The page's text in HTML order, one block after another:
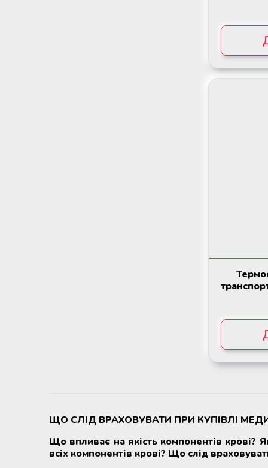
ЩО СЛІД ВРАХОВУВАТИ ПРИ КУПІВЛІ
Що впливає на якість компонентів крові?
всіх компонентів крові? Що слід